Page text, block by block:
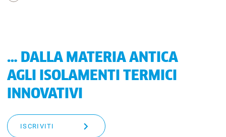
… DALLA MATERIA ANTICA
AGLI ISOLAMENTI TERMICI
INNOVATIVI
ISCRIVITI